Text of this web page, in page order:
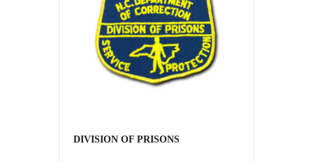
DIVISION OF PRISONS